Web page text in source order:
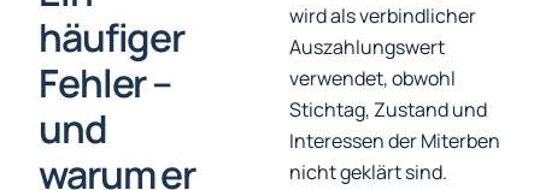
häufiger
Fehler –
und
warum er
wird als verbindlicher
Auszahlungswert
verwendet, obwohl
Stichtag, Zustand und
Interessen der Miterben
nicht geklärt sind.